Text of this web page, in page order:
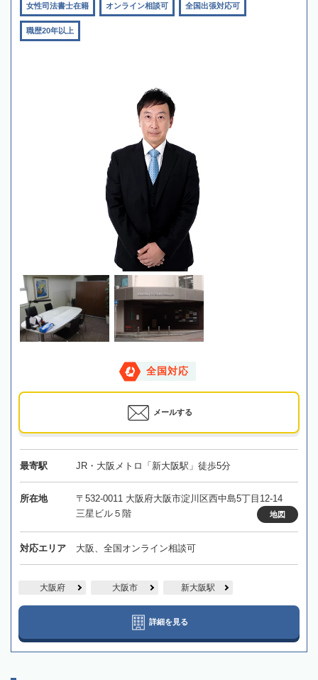
女性司法書士在籍 オンライン相談可 全国出張対応可
職歴20年以上
全国対応
メールする
最寄駅 JR・大阪メトロ「新大阪駅」徒歩5分
所在地
〒532-0011 大阪府大阪市淀川区西中島5丁目12-14
三星ビル５階
地図
対応エリア 大阪、全国オンライン相談可
大阪府 大阪市 新大阪駅
詳細を見る